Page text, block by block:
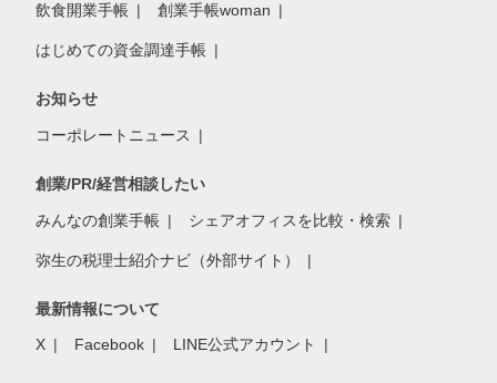
飲食開業手帳 創業手帳woman
はじめての資金調達手帳
お知らせ
コーポレートニュース
創業/PR/経営相談したい
みんなの創業手帳 シェアオフィスを比較・検索
弥生の税理士紹介ナビ（外部サイト）
最新情報について
X Facebook LINE公式アカウント